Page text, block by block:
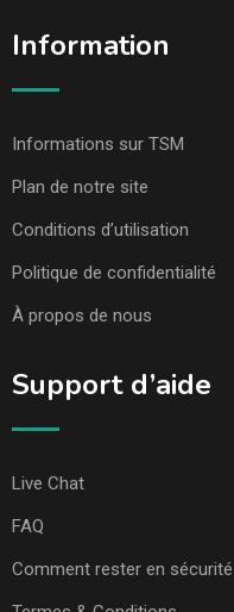
Information
Informations sur TSM
Plan de notre site
Conditions d’utilisation
Politique de confidentialité
À propos de nous
Support d’aide
Live Chat
FAQ
Comment rester en sécurité